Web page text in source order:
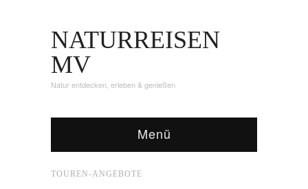
NATURREISEN
MV
Natur entdecken, erleben & genießen
Menü
TOUREN-ANGEBOTE